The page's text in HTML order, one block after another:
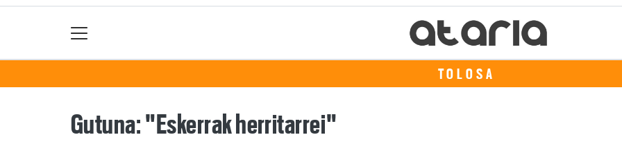
TOLOSA
Gutuna: "Eskerrak herritarrei"